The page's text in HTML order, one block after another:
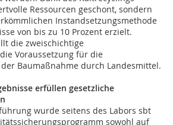
Ressourcen geschont, sondern
Instandsetzungsmethode
von bis zu 10 Prozent erzielt.
die zweischichtige
Voraussetzung für die
Baumaßnahme durch Landesmittel.
erfüllen gesetzliche
wurde seitens des Labors sbt
sowohl auf